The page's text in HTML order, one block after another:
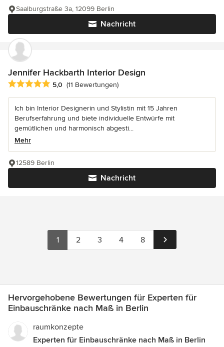
Nachricht
Saalburgstraße 3a, 12099 Berlin
Jennifer Hackbarth Interior Design
Durchschnittliche Bewertung: 5 von 5 Sternen
5,0 (11 Bewertungen)
Ich bin Interior Designerin und Stylistin mit 15 Jahren
Berufserfahrung und biete individuelle Entwürfe mit
gemütlichen und harmonisch abgesti...
Mehr
Nachricht
12589 Berlin
1 2 3 4 8
Hervorgehobene Bewertungen für Experten für
Einbauschränke nach Maß in Berlin
raumkonzepte
Experten für Einbauschränke nach Maß in Berlin